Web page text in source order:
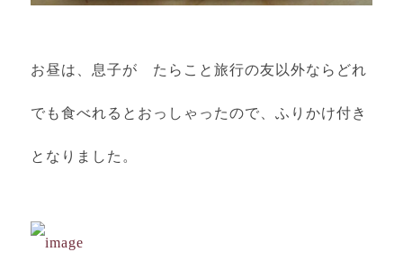
お昼は、息子が たらこと旅行の友以外ならどれ
でも食べれるとおっしゃったので、ふりかけ付き
となりました。